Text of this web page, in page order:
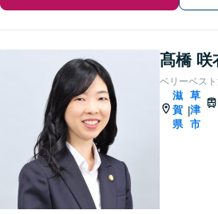
髙橋 咲
ベリーベス
滋
賀
県
|
草
津
市